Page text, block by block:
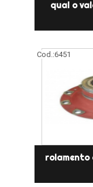
qual o
Cod.:6451
rolamento